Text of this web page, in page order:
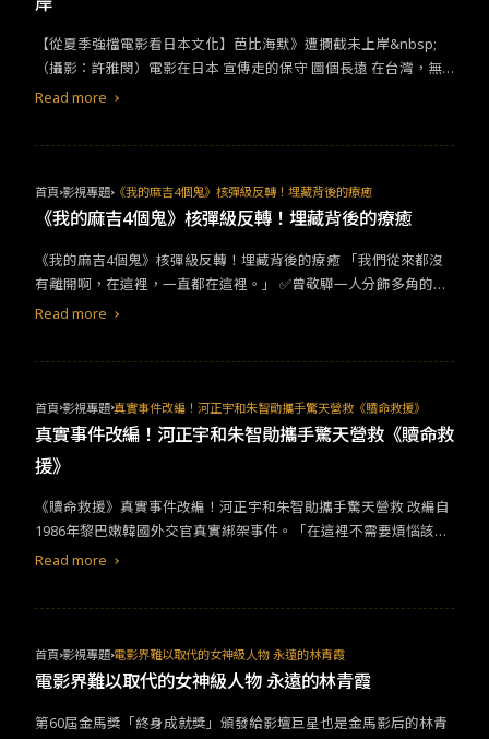
我愛上妳了」。愛上一個人，也愛上了電影。而這其實就是整部電
影的主題。美好的終究要離去，彼時瘋狂跑遍大街小巷搭上救護
車，也只為了一台攝影機，但不知為何，明明是沉迷於性愛菸酒的
真，像我們第一次看電影時，愛上電影的感覺。《巴比倫》完全不
就是一封給電影的遺書，不捨又傷心，但我們每一個人都像是人魚
公主幻化的泡沫，見證過最繁盛美景，最終鏡頭回到曼尼落淚的臉
龐，看著大銀幕默默想起很多年前的瘋狂與溫柔，只是再怎麼懷
念，都再也回不來了。一如曾在美索不達米亞平原上，昂然而立的
的卡洛琳相遇，兩人為了維持生計而在餐廳擔任服務員及想創業的
一籮筐趣事！不同成長背景和價值觀，讓兩人經常擦出爆笑火花！
這部我個人真的很喜歡，因為非常好笑！每次看到麥克斯一臉厭
處和對話中，都能帶來滿滿的笑料！
梅以文青渣男的角色出現，與女主互動的火花並且成功騙走女主初
夜，兩人的默契演出，也讓人開始注意到他精湛的演出。&nbsp;
《以你的名字呼喚我》算是甜茶成名的代表作，全片講述同志的愛
【從夏季強檔電影看日本文化】芭比海默》遭攔截未上岸&nbsp;
（攝影：許雅閔）電影在日本 宣傳走的保守 圖個長遠 在台灣，無
論是本土電影或是海外電影，只要有票房保證和大卡司排檔，宣傳
座。諾蘭出新片了？日本觀眾不知情七月底，芭比和奧本海默的宣
傳聲量推展到最高，「芭比海默」（#Barbenheimerr）在網路上
間，直到筆者撰文註記的今天（8月6日），好萊塢進口片商東宝東
和仍未決定，而恰好今天正是広島原爆の日（廣島核爆紀念日）。
也許部分讀者還不明白這其中關聯，作為唯一曾經歷過核彈轟炸的
到網路現象「芭比海默」可能對日本票房帶來的反噬效應，將推特
（Twitter）官方帳號改為 Barbie @NoBarbenheimerr，鄭重澄清
此擔憂國內上映時間。（翻攝自 X/Twitter）看起來日本諾蘭粉絲有
得等了。
Read more
首頁 影視專題 《我的麻吉4個鬼》核彈級反轉！埋藏背後的療癒
《我的麻吉4個鬼》核彈級反轉！埋藏背後的療癒
​《我的麻吉4個鬼》核彈級反轉！埋藏背後的療癒​ ​​「我們從來都沒
有離開啊，在這裡，一直都在這裡。」​ ​​✅​​曾敬驊一人分飾多角的演
出​
Read more
首頁 影視專題 真實事件改編！河正宇和朱智勛攜手驚天營救《贖命救援》
真實事件改編！河正宇和朱智勛攜手驚天營救《贖命救
援》
​​《贖命救援》真實事件改編！河正宇和朱智勛攜手驚天營救​ ​​改編自
1986年黎巴嫩韓國外交官真實綁架事件。「在這裡不需要煩惱該不
該相信誰，別相信任何人就好了。」​
Read more
首頁 影視專題 電影界難以取代的女神級人物 永遠的林青霞
電影界難以取代的女神級人物 永遠的林青霞
​​第60屆金馬獎「終身成就獎」頒發給影壇巨星也是金馬影后的林青